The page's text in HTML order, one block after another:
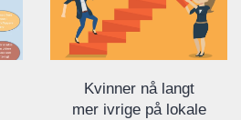
Kvinner nå langt
mer ivrige på lokale